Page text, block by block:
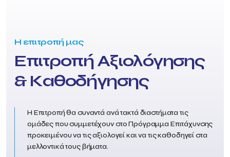
Η επιτροπή μας
Επιτροπή Αξιολόγησης
& Καθοδήγησης
Η Επιτροπή θα συναντά ανά τακτά διαστήματα τις
ομάδες που συμμετέχουν στο Πρόγραμμα Επιτάχυνσης
προκειμένου να τις αξιολογεί και να τις καθοδηγεί στα
μελλοντικά τους βήματα.